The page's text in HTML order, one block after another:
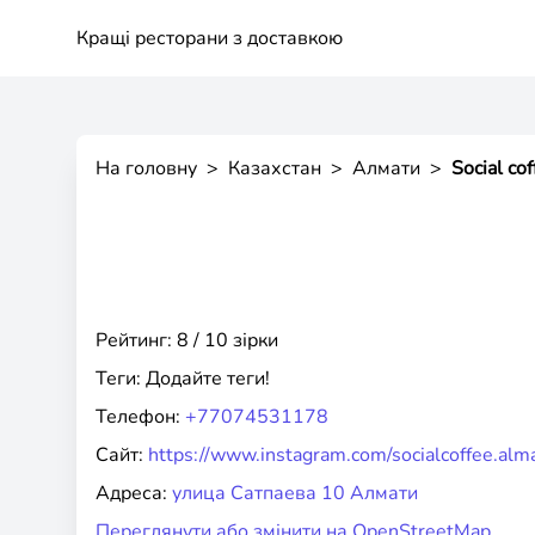
Кращі ресторани з доставкою
На головну > Казахстан > Алмати > Social
Рейтинг: 8 / 10 зірки
Теги: Додайте теги!
Телефон: +77074531178
Сайт: https://www.instagram.com/
Адреса: улица Сатпаева 10 Алмати